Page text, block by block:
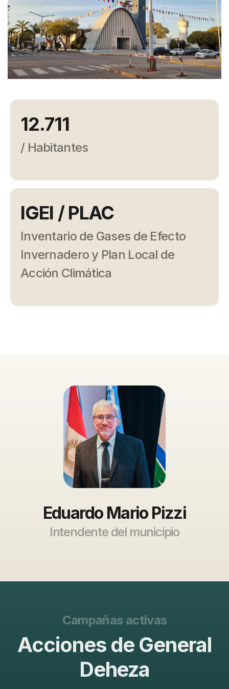
Campañas
Arbolado
Residuos
Proyectos
Edificios Municipales Energéticamente
12.711
/ Habitantes
IGEI / PLAC
Inventario de Gases de Efecto
Invernadero y Plan Local de
Acción Climática
Eduardo Mario Pizzi
Intendente del municipio
Campañas activas
Acciones de General
Deheza